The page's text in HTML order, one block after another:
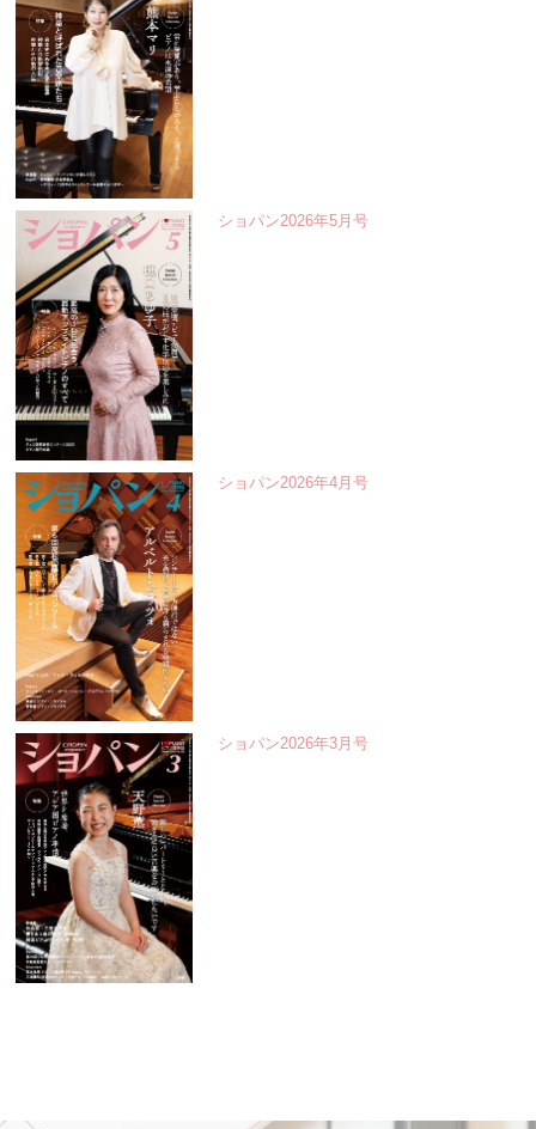
ショパン2026年5月号
ショパン2026年4月号
ショパン2026年3月号